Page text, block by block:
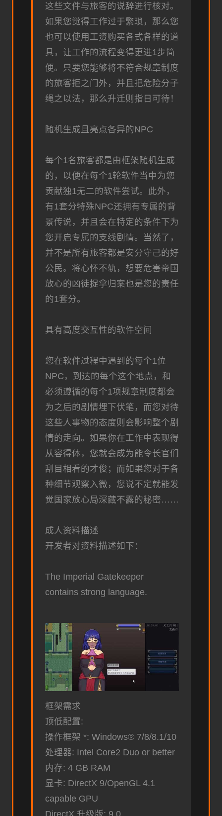
这些文件与旅客的说辞进行核对。
如果您觉得工作过于繁琐，那么您
也可以使用工资购买各式各样的道
具，让工作的流程变得更进1步简
便。只要您能够将不符合规章制度
的旅客拒之门外，并且把危险分子
绳之以法，那么升迁则指日可待！
随机生成且亮点各异的NPC
每个1名旅客都是由框架随机生成
的，以便在每个1轮软件当中为您
贡献独1无二的软件尝试。此外，
有1套分特殊NPC还拥有专属的背
景传说，并且会在特定的条件下为
您开启专属的支线剧情。当然了，
并不是所有旅客都是安分守己的好
公民。将心怀不轨，想要危害帝国
放心的凶徒捉拿归案也是您的责任
的1套分。
具有高度交互性的软件空间
您在软件过程中遇到的每个1位
NPC，到达的每个这个地点，和
必须遵循的每个1项规章制度都会
为之后的剧情埋下伏笔，而您对待
这些人事物的态度则会影响整个剧
情的走向。如果你在工作中表现得
从容得体，您就会成为能令长官们
刮目相看的才俊；而如果您对于各
种细节观察入微，您说不定就能发
觉国家放心局深藏不露的秘密……
成人资料描述
开发者对资料描述如下：
The Imperial Gatekeeper
contains strong language.
框架需求
顶低配置:
操作框架 *: Windows® 7/8/8.1/10
处理器: Intel Core2 Duo or better
内存: 4 GB RAM
显卡: DirectX 9/OpenGL 4.1
capable GPU